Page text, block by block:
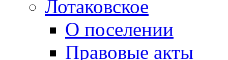
Лотаковское
О поселении
Правовые акты